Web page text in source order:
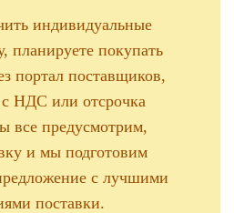
индивидуальные
планируете покупать
портал поставщиков,
НДС или отсрочка
все предусмотрим,
и мы подготовим
с лучшими
поставки.